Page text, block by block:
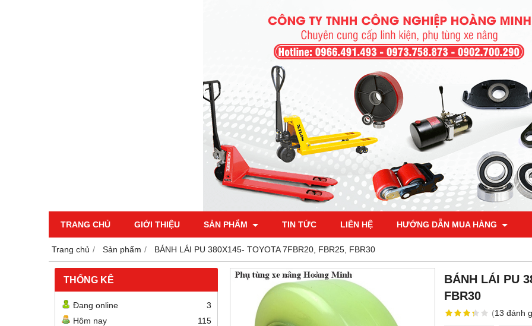
TRANG CHỦ GIỚI THIỆU SẢN PHẨM TIN TỨC LIÊN HỆ HƯỚNG DẪN MUA HÀNG
Trang chủ Sản phẩm BÁNH LÁI PU 380X145- TOYOTA 7FBR20, FBR25, FBR30
THỐNG KÊ
Đang online
3
Hôm nay
115
BÁNH LÁI PU
FBR30
(13 đánh